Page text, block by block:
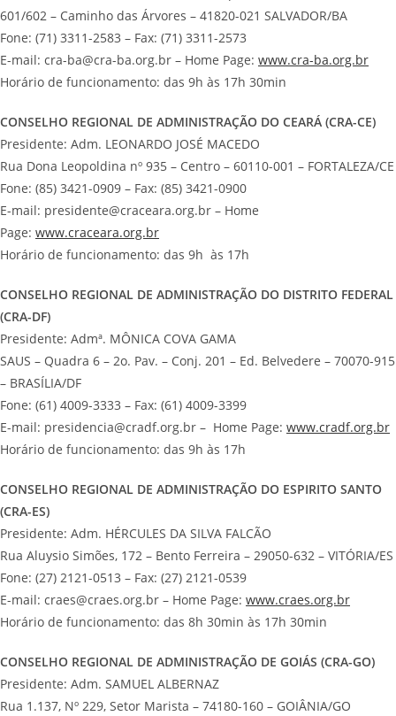
601/602 – Caminho das Árvores – 41820-021 SALVADOR/BA
Fone: (71) 3311-2583 – Fax: (71) 3311-2573
E-mail: cra-ba@cra-ba.org.br – Home Page: www.cra-ba.org.br
Horário de funcionamento: das 9h às 17h 30min
CONSELHO REGIONAL DE ADMINISTRAÇÃO DO CEARÁ (CRA-CE)
Presidente: Adm. LEONARDO JOSÉ MACEDO
Rua Dona Leopoldina nº 935 – Centro – 60110-001 – FORTALEZA/CE
Fone: (85) 3421-0909 – Fax: (85) 3421-0900
E-mail: presidente@craceara.org.br – Home
Page: www.craceara.org.br
Horário de funcionamento: das 9h às 17h
CONSELHO REGIONAL DE ADMINISTRAÇÃO DO DISTRITO FEDERAL
(CRA-DF)
Presidente: Admª. MÔNICA COVA GAMA
SAUS – Quadra 6 – 2o. Pav. – Conj. 201 – Ed. Belvedere – 70070-915
– BRASÍLIA/DF
Fone: (61) 4009-3333 – Fax: (61) 4009-3399
E-mail: presidencia@cradf.org.br – Home Page: www.cradf.org.br
Horário de funcionamento: das 9h às 17h
CONSELHO REGIONAL DE ADMINISTRAÇÃO DO ESPIRITO SANTO
(CRA-ES)
Presidente: Adm. HÉRCULES DA SILVA FALCÃO
Rua Aluysio Simões, 172 – Bento Ferreira – 29050-632 – VITÓRIA/ES
Fone: (27) 2121-0513 – Fax: (27) 2121-0539
E-mail: craes@craes.org.br – Home Page: www.craes.org.br
Horário de funcionamento: das 8h 30min às 17h 30min
CONSELHO REGIONAL DE ADMINISTRAÇÃO DE GOIÁS (CRA-GO)
Presidente: Adm. SAMUEL ALBERNAZ
Rua 1.137, Nº 229, Setor Marista – 74180-160 – GOIÂNIA/GO